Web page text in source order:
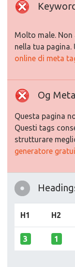
Molto male.
nella tua pagina.
online di meta
Og
Questa pagina
Questi tags
strutturare
generatore
H1 H2
3 1